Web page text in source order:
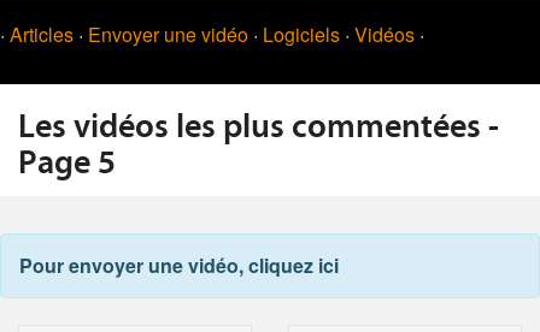
· Articles · Envoyer une vidéo · Logiciels · Vidéos ·
Les vidéos les plus commentées -
Page 5
Pour envoyer une vidéo, cliquez ici